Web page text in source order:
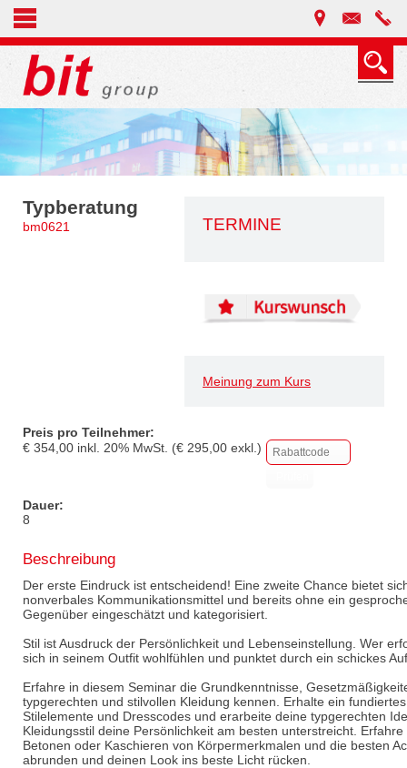
TERMINE
Meinung zum Kurs
Typberatung
bm0621
Preis pro Teilnehmer:
€ 354,00 inkl. 20% MwSt. (€ 295,00 exkl.)
Dauer:
8
Beschreibung
Der erste Eindruck ist entscheidend! Eine zweite Chance bietet
nonverbales Kommunikationsmittel und bereits ohne ein
Gegenüber eingeschätzt und kategorisiert.
Stil ist Ausdruck der Persönlichkeit und Lebenseinstellung. Wer
sich in seinem Outfit wohlfühlen und punktet durch ein schickes
Erfahre in diesem Seminar die Grundkenntnisse,
typgerechten und stilvollen Kleidung kennen. Erhalte ein
Stilelemente und Dresscodes und erarbeite deine typgerechten
Kleidungsstil deine Persönlichkeit am besten unterstreicht.
Betonen oder Kaschieren von Körpermerkmalen und die besten
abrunden und deinen Look ins beste Licht rücken.